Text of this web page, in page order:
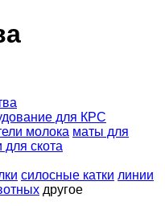
для КРС
молока маты для
скота
силосные катки линии
другое